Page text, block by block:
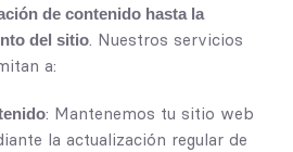
de contenido hasta la
del sitio. Nuestros servicios
a:
: Mantenemos tu sitio web
la actualización regular de